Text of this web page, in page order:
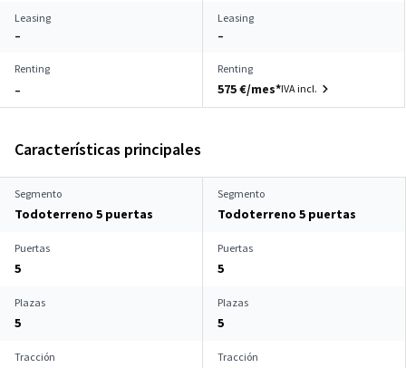
Leasing
–
Leasing
–
Renting
–
Renting
575 €/mes*IVA incl.
Características principales
Segmento
Todoterreno 5 puertas
Segmento
Todoterreno 5 puertas
Puertas
5
Puertas
5
Plazas
5
Plazas
5
Tracción Tracción